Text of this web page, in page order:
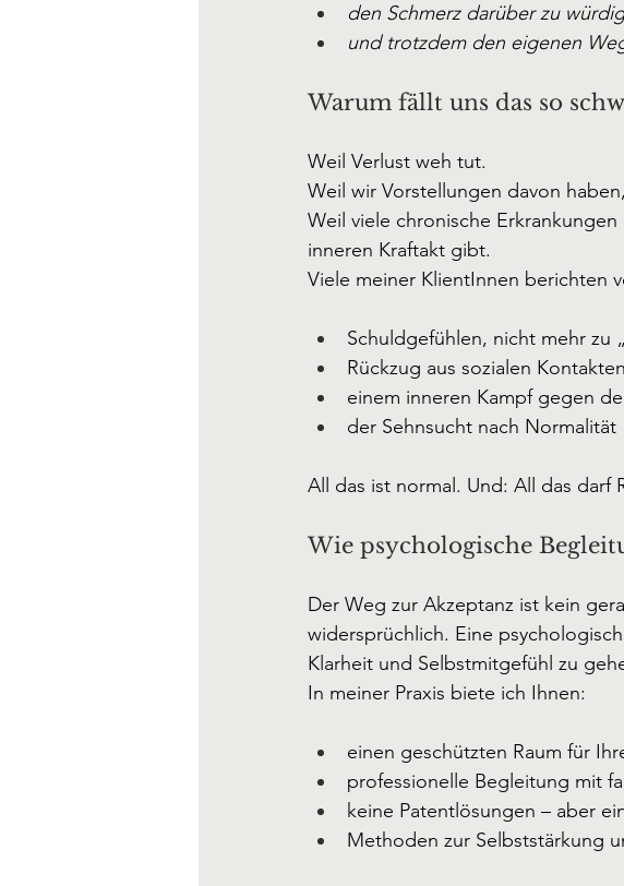
den Schmerz darüber zu
und trotzdem den eigenen
Warum fällt uns das so
Weil Verlust weh tut.
Weil wir Vorstellungen davon
Weil viele chronische
inneren Kraftakt gibt.
Viele meiner KlientInnen berichten
Schuldgefühlen, nicht mehr zu
Rückzug aus sozialen Kontakten
einem inneren Kampf gegen
der Sehnsucht nach Normalität
All das ist normal. Und: All das darf
Wie psychologische
Der Weg zur Akzeptanz ist kein
widersprüchlich. Eine
Klarheit und Selbstmitgefühl zu
In meiner Praxis biete ich Ihnen:
einen geschützten Raum für
professionelle Begleitung mit
keine Patentlösungen – aber
Methoden zur Selbststärkung